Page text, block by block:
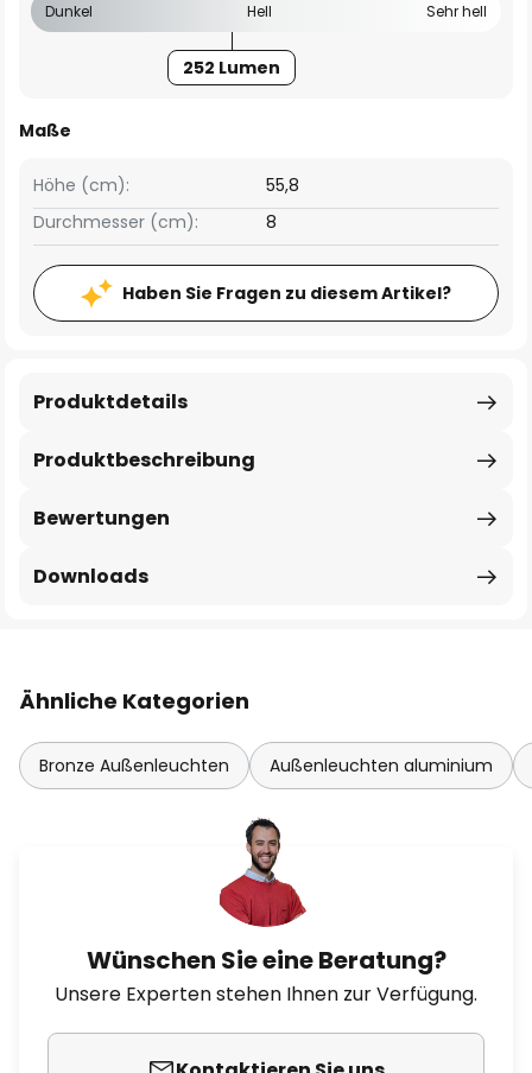
Dunkel Hell Sehr hell
252 Lumen
Maße
Höhe (cm):
55,8
Durchmesser (cm):
8
Haben Sie Fragen zu diesem Artikel?
Produktbeschreibung
Produktdetails
Bewertungen
Downloads
Ähnliche Kategorien
Bronze Außenleuchten Außenleuchten aluminium
Wünschen Sie eine Beratung?
Unsere Experten stehen Ihnen zur Verfügung.